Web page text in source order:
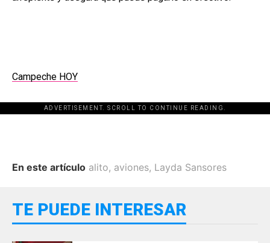
Campeche HOY
ADVERTISEMENT. SCROLL TO CONTINUE READING.
En este artículo alito, aviones, Layda Sansores
TE PUEDE INTERESAR